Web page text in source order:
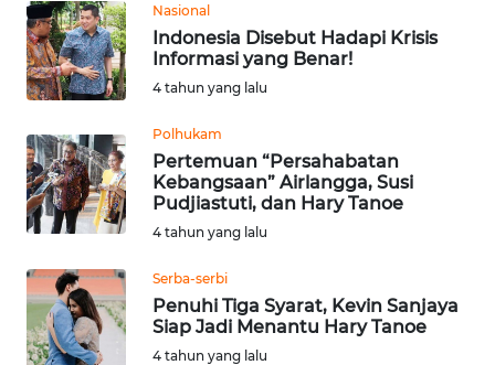
Nasional
Indonesia Disebut Hadapi Krisis
Informasi yang Benar!
4 tahun yang lalu
Polhukam
Pertemuan “Persahabatan
Kebangsaan” Airlangga, Susi
Pudjiastuti, dan Hary Tanoe
4 tahun yang lalu
Serba-serbi
Penuhi Tiga Syarat, Kevin Sanjaya
Siap Jadi Menantu Hary Tanoe
4 tahun yang lalu
KAMI
INFO
IKLAN
TENTANG
KAMI
PEDOMAN
SIBER
REDAKSI